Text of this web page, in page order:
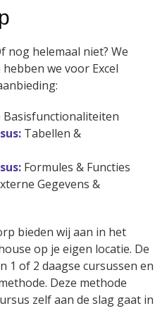
nog helemaal niet? We
we voor Excel
Basisfunctionaliteiten
Tabellen &
Formules & Functies
Gegevens &
bieden wij aan in het
op je eigen locatie. De
1 of 2 daagse cursussen en
Deze methode
zelf aan de slag gaat in